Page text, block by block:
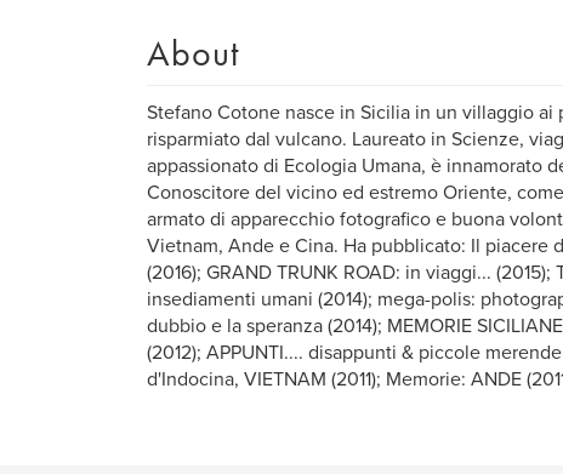
About
Stefano Cotone nasce in Sicilia in un villaggio ai
risparmiato dal vulcano. Laureato in Scienze,
appassionato di Ecologia Umana, è innamorato
Conoscitore del vicino ed estremo Oriente,
armato di apparecchio fotografico e buona
Vietnam, Ande e Cina. Ha pubblicato: Il piacere
(2016); GRAND TRUNK ROAD: in viaggi...
insediamenti umani (2014); mega-polis:
dubbio e la speranza (2014); MEMORIE
(2012); APPUNTI.... disappunti & piccole
d'Indocina, VIETNAM (2011); Memorie: ANDE